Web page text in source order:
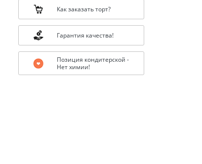
Как заказать торт?
Гарантия качества!
Позиция кондитерской -
Нет химии!